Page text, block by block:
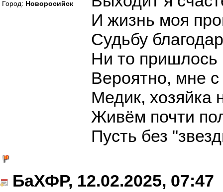
Город: Новоросийск
И жизнь моя
Судьбу
Ни то пришлось
Вероятно, мне с
Медик, хозяйка
Живём почти
Пусть без
БаХФР, 12.02.2025, 07:47